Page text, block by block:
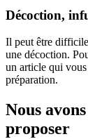
Décoction,
Il peut être
une décoction.
un article qui
préparation.
Nous
proposer